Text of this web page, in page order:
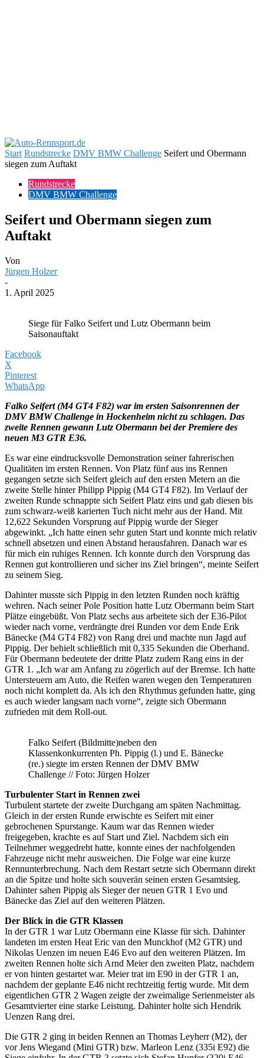
Start Rundstrecke DMV BMW Challenge Seifert und Obermann
siegen zum Auftakt
Rundstrecke
DMV BMW Challenge
Seifert und Obermann siegen zum
Auftakt
Von
Jürgen Holzer
-
1. April 2025
Siege für Falko Seifert und Lutz Obermann beim
Saisonauftakt
Facebook
X
Pinterest
WhatsApp
Falko Seifert (M4 GT4 F82) war im ersten Saisonrennen der
DMV BMW Challenge in Hockenheim nicht zu schlagen. Das
zweite Rennen gewann Lutz Obermann bei der Premiere des
neuen M3 GTR E36.
Es war eine eindrucksvolle Demonstration seiner fahrerischen
Qualitäten im ersten Rennen. Von Platz fünf aus ins Rennen
gegangen setzte sich Seifert gleich auf den ersten Metern an die
zweite Stelle hinter Philipp Pippig (M4 GT4 F82). Im Verlauf der
zweiten Runde schnappte sich Seifert Platz eins und gab diesen bis
zum schwarz-weiß karierten Tuch nicht mehr aus der Hand. Mit
12,622 Sekunden Vorsprung auf Pippig wurde der Sieger
abgewinkt. „Ich hatte einen sehr guten Start und konnte mich relativ
schnell absetzen und einen Abstand herausfahren. Danach war es
für mich ein ruhiges Rennen. Ich konnte durch den Vorsprung das
Rennen gut kontrollieren und sicher ins Ziel bringen“, meinte Seifert
zu seinem Sieg.
Dahinter musste sich Pippig in den letzten Runden noch kräftig
wehren. Nach seiner Pole Position hatte Lutz Obermann beim Start
Plätze eingebüßt. Von Platz sechs aus arbeitete sich der E36-Pilot
wieder nach vorne, verdrängte drei Runden vor dem Ende Erik
Bänecke (M4 GT4 F82) von Rang drei und machte nun Jagd auf
Pippig. Der behielt schließlich mit 0,335 Sekunden die Oberhand.
Für Obermann bedeutete der dritte Platz zudem Rang eins in der
GTR 1. „Ich war am Anfang zu zögerlich auf der Bremse. Ich hatte
Untersteuern am Auto, die Reifen waren wegen den Temperaturen
noch nicht komplett da. Als ich den Rhythmus gefunden hatte, ging
es auch wieder langsam nach vorne“, zeigte sich Obermann
zufrieden mit dem Roll-out.
Falko Seifert (Bildmitte)neben den
Klassenkonkurrenten Ph. Pippig (l.) und E. Bänecke
(re.) siegte im ersten Rennen der DMV BMW
Challenge // Foto: Jürgen Holzer
Turbulenter Start in Rennen zwei
Turbulent startete der zweite Durchgang am späten Nachmittag.
Gleich in der ersten Runde erwischte es Seifert mit einer
gebrochenen Spurstange. Kaum war das Rennen wieder
freigegeben, krachte es auf Start und Ziel. Nachdem sich ein
Teilnehmer weggedreht hatte, konnte eines der nachfolgenden
Fahrzeuge nicht mehr ausweichen. Die Folge war eine kurze
Rennunterbrechung. Nach dem Restart setzte sich Obermann direkt
an die Spitze und holte sich souverän seinen ersten Gesamtsieg.
Dahinter sahen Pippig als Sieger der neuen GTR 1 Evo und
Bänecke das Ziel auf den weiteren Plätzen.
Der Blick in die GTR Klassen
In der GTR 1 war Lutz Obermann eine Klasse für sich. Dahinter
landeten im ersten Heat Eric van den Munckhof (M2 GTR) und
Nikolas Uenzen im neuen E46 Evo auf den weiteren Plätzen. Im
zweiten Rennen holte sich Arnd Meier den zweiten Platz, nachdem
er von hinten gestartet war. Meier trat im E90 in der GTR 1 an,
nachdem der geplante E46 nicht rechtzeitig fertig wurde. Mit dem
eigentlichen GTR 2 Wagen zeigte der zweimalige Serienmeister als
Gesamtvierter eine starke Leistung. Dahinter holte sich Hendrik
Uenzen Rang drei.
Die GTR 2 ging in beiden Rennen an Thomas Leyherr (M2), der
vor Jens Wiegand (Mini GTR) bzw. Marleon Lenz (335i E92) die